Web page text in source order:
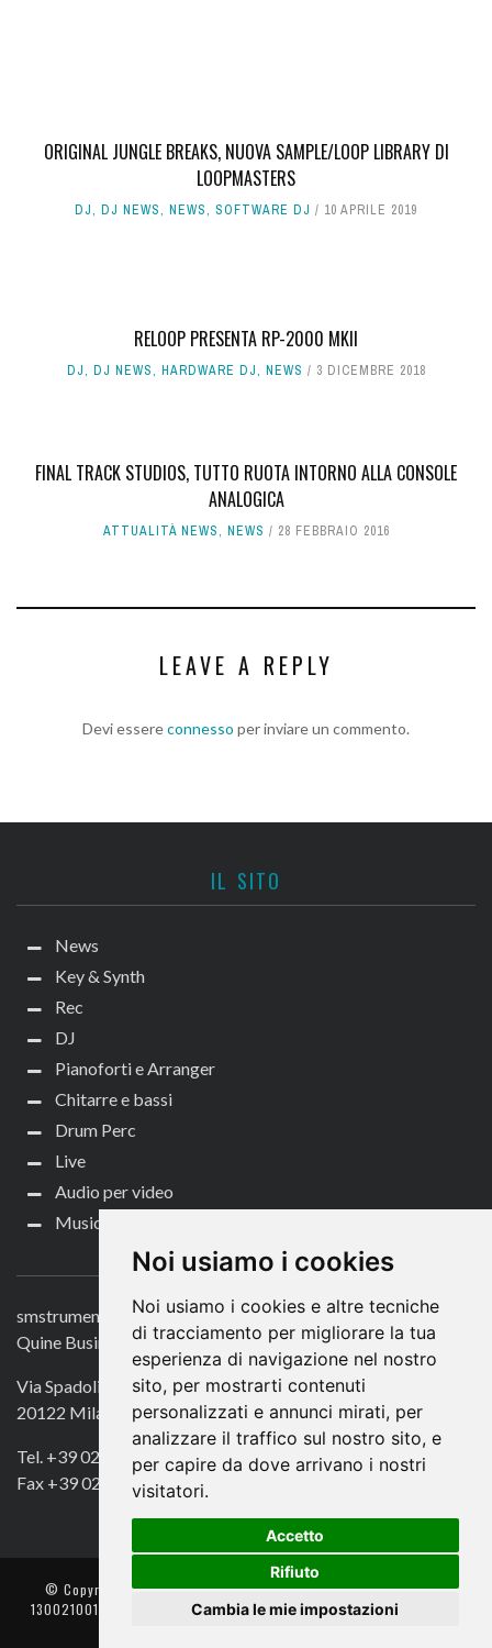
Noi usiamo i cookies
Noi usiamo i cookies e altre tecniche
di tracciamento per migliorare la tua
esperienza di navigazione nel nostro
sito, per mostrarti contenuti
personalizzati e annunci mirati, per
analizzare il traffico sul nostro sito, e
per capire da dove arrivano i nostri
visitatori.
Accetto
Rifiuto
Cambia le mie impostazioni
ORIGINAL JUNGLE BREAKS, NUOVA SAMPLE/LOOP LIBRARY DI
LOOPMASTERS
DJ, DJ NEWS, NEWS, SOFTWARE DJ 10 APRILE 2019
RELOOP PRESENTA RP-2000 MKII
DJ, DJ NEWS, HARDWARE DJ, NEWS 3 DICEMBRE 2018
FINAL TRACK STUDIOS, TUTTO RUOTA INTORNO ALLA CONSOLE
ANALOGICA
ATTUALITÀ NEWS, NEWS 28 FEBBRAIO 2016
LEAVE A REPLY
Devi essereconnesso per inviare un commento.
IL SITO
News
Key & Synth
Rec
DJ
Pianoforti e Arranger
Chitarre e bassi
Drum Perc
Live
Audio per video
Music Life
CONTATTACI
smstrumentimusicali.it
Quine Business Publisher
Via Spadolini 7
20122 Milano
Tel. +39 02 49756990
Fax +39 02 72016740
© Copyright 2018. All Rights Reserved -- Quine srl – C.F./P IVA
13002100157 – Responsabile della Protezione dei Dati: Avv. Monica